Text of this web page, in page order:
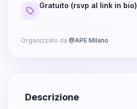
Gratuito (rsvp al link in bio)
Organizzato da @APE Milano
Descrizione